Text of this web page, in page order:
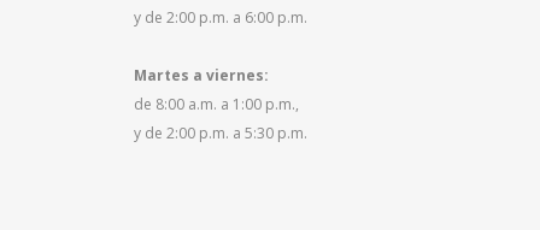
y de 2:00 p.m. a 6:00 p.m.
Martes a viernes:
de 8:00 a.m. a 1:00 p.m.,
y de 2:00 p.m. a 5:30 p.m.